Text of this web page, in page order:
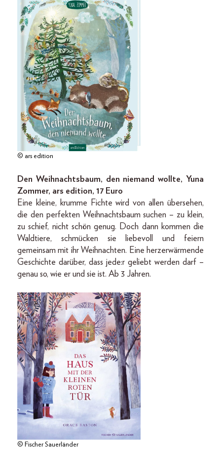
© ars edition
Den Weihnachtsbaum, den niemand wollte, Yuna
Zommer, ars edition, 17 Euro
Eine kleine, krumme Fichte wird von allen übersehen,
die den perfekten Weihnachtsbaum suchen – zu klein,
zu schief, nicht schön genug. Doch dann kommen die
Waldtiere, schmücken sie liebevoll und feiern
gemeinsam mit ihr Weihnachten. Eine herzerwärmende
Geschichte darüber, dass jede:r geliebt werden darf –
genau so, wie er und sie ist. Ab 3 Jahren.
© Fischer Sauerländer